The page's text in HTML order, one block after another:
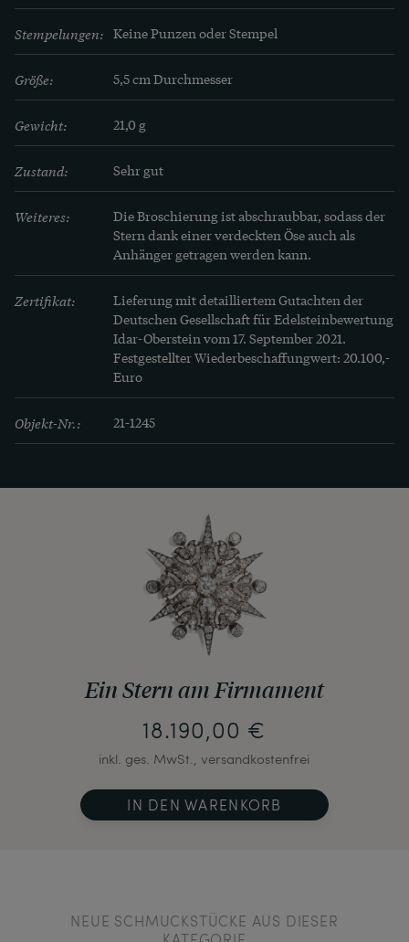
mit einem detaillierten Gutachten der DeGEB
geliefert.
Stempelungen: Keine Punzen oder Stempel
Größe: 5,5 cm Durchmesser
Gewicht: 21,0 g
Zustand: Sehr gut
Weiteres:
Die Broschierung ist abschraubbar, sodass der
Stern dank einer verdeckten Öse auch als
Anhänger getragen werden kann.
Zertifikat:
Lieferung mit detailliertem Gutachten der
Deutschen Gesellschaft für Edelsteinbewertung
Idar-Oberstein vom 17. September 2021.
Festgestellter Wiederbeschaffungwert: 20.100,-
Euro
Objekt-Nr.: 21-1245
Ein Stern am Firmament
18.190,00 €
inkl. ges. MwSt., versandkostenfrei
IN DEN WARENKORB
NEUE SCHMUCKSTÜCKE AUS DIESER